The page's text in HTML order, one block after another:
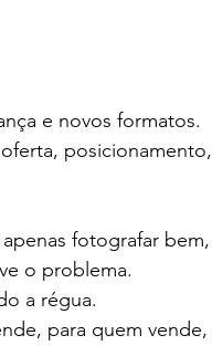
e novos formatos.
posicionamento,
fotografar bem,
o problema.
a régua.
para quem vende,